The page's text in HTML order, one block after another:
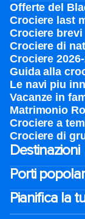
Offerte del
Crociere last
Crociere brevi​
Crociere di
Crociere
Guida alla
Le navi piu
Vacanze in
Matrimonio
Crociere a
Crociere di
Destinazioni
Porti
Pianifica la